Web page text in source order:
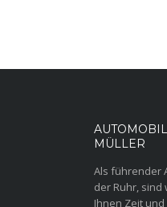
MÜLLER
Als führender
der Ruhr, sind
Ihnen Zeit